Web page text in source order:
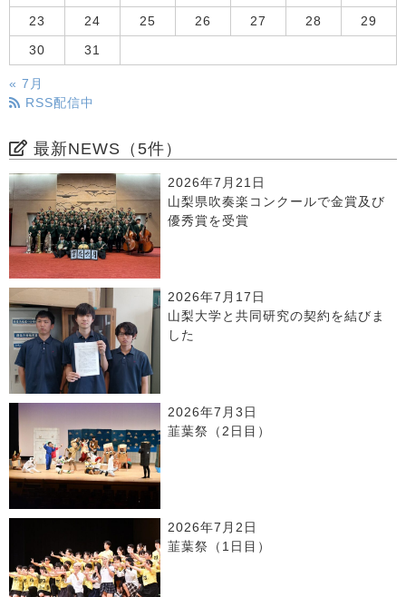
23 24 25 26 27 28 29
30 31
« 7月
RSS配信中
最新NEWS（5件）
2026年7月21日
山梨県吹奏楽コンクールで金賞及び
優秀賞を受賞
2026年7月17日
山梨大学と共同研究の契約を結びま
した
2026年7月3日
韮葉祭（2日目）
2026年7月2日
韮葉祭（1日目）